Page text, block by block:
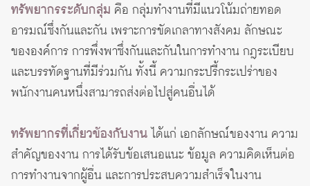
ทรัพยากรระดับกลุ่ม คือ กลุ่มทำงานที่มีแนวโน้มถ่ายทอด
อารมณ์ซึ่งกันและกัน เพราะการขัดเกลาทางสังคม ลักษณะ
ขององค์การ การพึ่งพาซึ่งกันและกันในการทำงาน กฎระเบียบ
และบรรทัดฐานที่มีร่วมกัน ทั้งนี้ ความกระปรี้กระเปร่าของ
พนักงานคนหนึ่งสามารถส่งต่อไปสู่คนอื่นได้
ทรัพยากรที่เกี่ยวข้องกับงานได้แก่ เอกลักษณ์ของงาน ความ
สำคัญของงาน การได้รับข้อเสนอแนะ ข้อมูล ความคิดเห็นต่อ
การทำงานจากผู้อื่น และการประสบความสำเร็จในงาน